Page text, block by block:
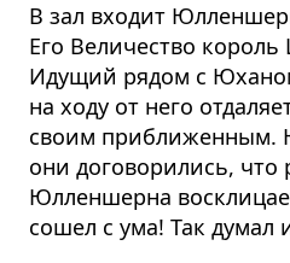
В зал входит
Его Величество
Идущий рядом с
на ходу от него
своим приближенным.
они договорились, что
Юлленшерна
сошел с ума! Так думал